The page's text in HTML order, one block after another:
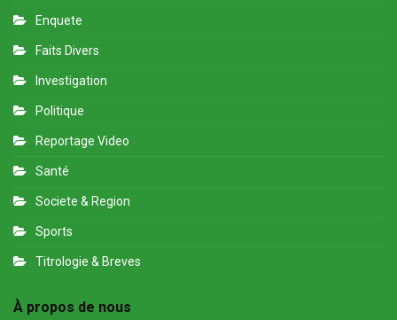
Enquete
Faits Divers
Investigation
Politique
Reportage Video
Santé
Societe & Region
Sports
Titrologie & Breves
À propos de nous